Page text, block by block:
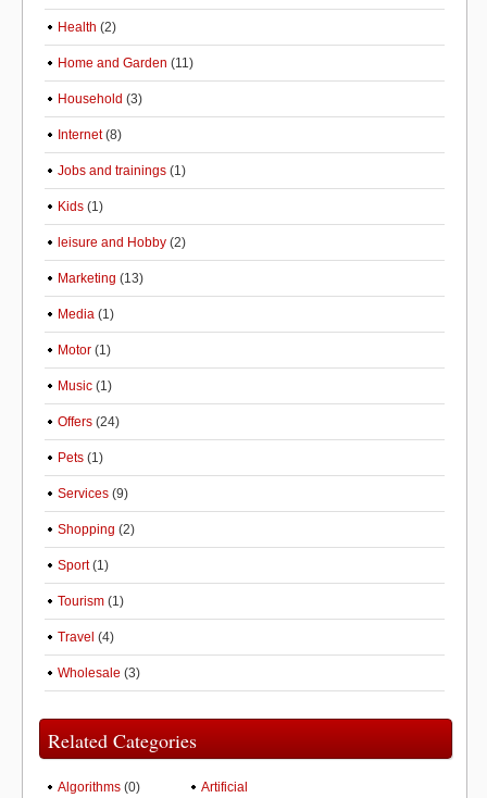
Health (2)
Home and Garden (11)
Household (3)
Internet(8)
Jobs and trainings (1)
Kids (1)
leisure and Hobby (2)
Marketing (13)
Media (1)
Motor (1)
Music (1)
Offers (24)
Pets (1)
Services (9)
Shopping (2)
Sport(1)
Tourism (1)
Travel (4)
Wholesale (3)
Related Categories
Algorithms (0)
Artificial